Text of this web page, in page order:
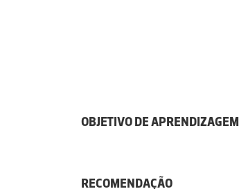
OBJETIVO DE APRENDIZAGEM
RECOMENDAÇÃO